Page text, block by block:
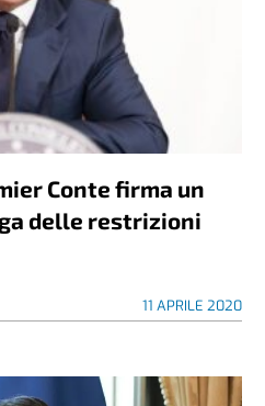
Conte firma un
delle restrizioni
11 APRILE 2020